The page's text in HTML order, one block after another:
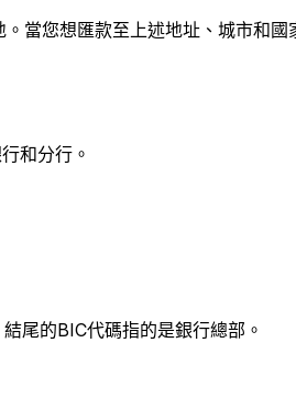
當您想匯款至上述地址、城市
和分行。
尾的BIC代碼指的是銀行總部。